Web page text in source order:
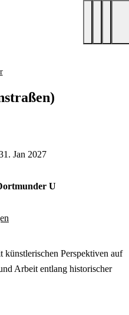
Jan 2027
U
Perspektiven auf
Arbeit entlang historischer